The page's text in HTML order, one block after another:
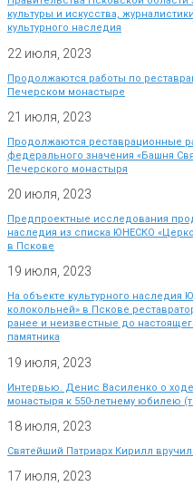
культуры и искусства,
культурного наследия
22 июля, 2023
Продолжаются работы по
Печерском монастыре
21 июля, 2023
Продолжаются реставрационные
федерального значения «Башня
Печерского монастыря
20 июля, 2023
Предпроектные исследования
наследия из списка ЮНЕСКО
в Пскове
19 июля, 2023
На объекте культурного наследия
колокольней» в Пскове
ранее и неизвестные до
памятника
19 июля, 2023
Интервью. Денис Василенко о
монастыря к 550-летнему юбилею
18 июля, 2023
Святейший Патриарх Кирилл
17 июля, 2023